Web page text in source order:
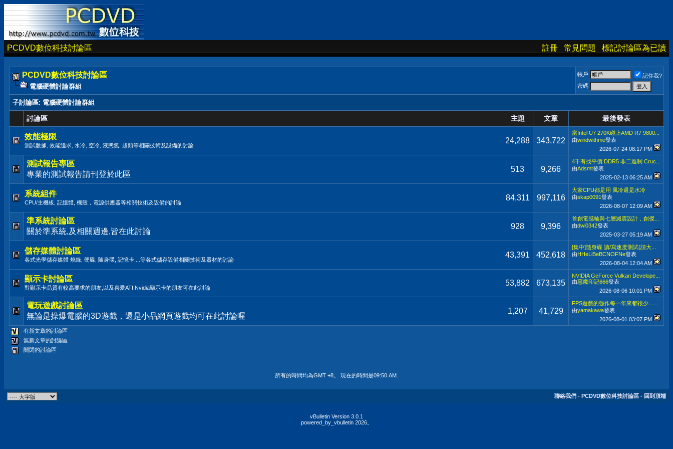
PCDVD數位科技討論區 註冊 常見問題 標記討論區為已讀
PCDVD數位科技討論區
電腦硬體討論群組
帳戶
記住我?
密碼
子討論區: 電腦硬體討論群組
討論區 主題 文章 最後發表
效能極限
測試數據, 效能追求, 水冷, 空冷, 液態氮, 超頻等相關技術及設備的討論
24,288 343,722
當Intel U7 270K碰上AMD R7 9800...
由windwithme發表
2026-07-24 08:17 PM
測試報告專區
專業的測試報告請刊登於此區
513 9,266
4千有找平價 DDR5 非二進制 Cruc...
由Adsmt發表
2025-02-13 06:25 AM
系統組件
CPU/主機板, 記憶體, 機殼，電源供應器等相關技術及設備的討論
84,311 997,116
大家CPU都是用 風冷還是水冷
由skap0091發表
2026-08-07 12:09 AM
準系統討論區
關於準系統,及相關週邊,皆在此討論
928 9,396
首創電感軸與七層減震設計，創傑...
由dwi0342發表
2025-03-27 05:19 AM
儲存媒體討論區
各式光學儲存媒體 燒錄, 硬碟, 隨身碟, 記憶卡....等各式儲存設備相關技術及器材的討論
43,391 452,618
[集中]隨身碟 讀/寫速度測試(請大...
由HHeLiBeBCNOFNe發表
2026-08-04 12:04 AM
顯示卡討論區
對顯示卡品質有較高要求的朋友,以及喜愛ATI,Nvidia顯示卡的朋友可在此討論
53,882 673,135
NVIDIA GeForce Vulkan Develope...
由惡魔印記666發表
2026-08-06 10:01 PM
電玩遊戲討論區
無論是操爆電腦的3D遊戲，還是小品網頁遊戲均可在此討論喔
1,207 41,729
FPS遊戲的強作每一年來都很少......
由yamakawa發表
2026-08-01 03:07 PM
有新文章的討論區
無新文章的討論區
關閉的討論區
所有的時間均為GMT +8。 現在的時間是09:50 AM
聯絡我們 - PCDVD數位科技討論區 - 回到頂端
vBulletin Version 3.0.1
powered_by_vbulletin 2026。